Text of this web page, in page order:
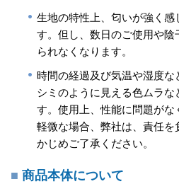
生地の特性上、匂いが強く感
す。但し、数日のご使用や陰
られなくなります。
時間の経過及び気温や湿度な
シミのように見える色ムラな
す。使用上、性能に問題が
軽微な場合、弊社は、責任を
かじめご了承ください。
商品本体について